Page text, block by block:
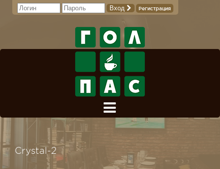
Вход Регистрация
Crystal-2